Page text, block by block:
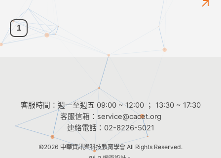
1
客服時間：週一至週五 09:00 ~ 12:00 ； 13:30 ~ 17:30
客服信箱： service@cacet.org
連絡電話： 02-8226-5021
©2026 中華資訊與科技教育學會 All Rights Reserved.